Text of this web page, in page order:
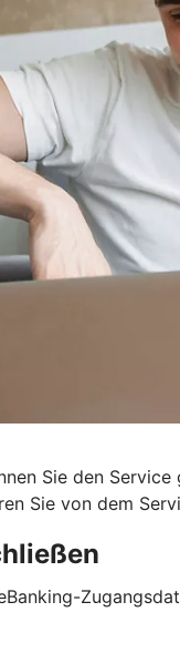
Sie den
Sie von dem